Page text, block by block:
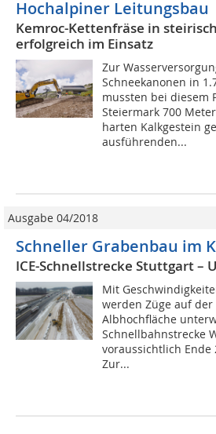
Hochalpiner Leitungsbau
Kemroc-Kettenfräse in
erfolgreich im Einsatz
Zur
Schneekanonen in
mussten bei diesem
Steiermark 700
harten Kalkgestein
ausführenden...
Ausgabe 04/2018
Schneller Grabenbau im
ICE-Schnellstrecke Stuttgart –
Mit
werden Züge auf
Albhochfläche
Schnellbahnstrecke
voraussichtlich
Zur...